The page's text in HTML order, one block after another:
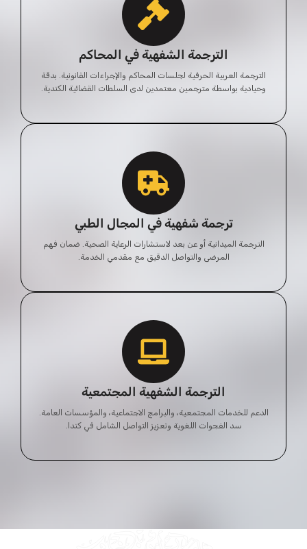
الترجمة الشفهية في المحاكم
الترجمة العربية الحرفية لجلسات المحاكم والإجراءات القانونية. بدقة
وحيادية بواسطة مترجمين معتمدين لدى السلطات القضائية الكندية.
ترجمة شفهية في المجال الطبي
الترجمة الميدانية أو عن بعد لاستشارات الرعاية الصحية. ضمان فهم
المرضى والتواصل الدقيق مع مقدمي الخدمة.
الترجمة الشفهية المجتمعية
الدعم للخدمات المجتمعية، والبرامج الاجتماعية، والمؤسسات العامة.
سد الفجوات اللغوية وتعزيز التواصل الشامل في كندا.